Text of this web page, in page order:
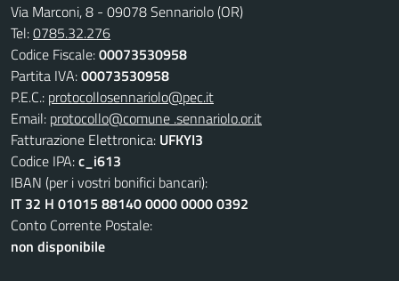
Via Marconi, 8 - 09078 Sennariolo (OR)
Tel:0785.32.276
Codice Fiscale:00073530958
Partita IVA:00073530958
P.E.C.: protocollosennariolo@pec.it
Email: protocollo@comune .sennariolo.or.it
Fatturazione Elettronica: UFKYI3
Codice IPA:c_i613
IBAN (per i vostri bonifici bancari):
IT 32 H 01015 88140 0000 0000 0392
Conto Corrente Postale:
non disponibile